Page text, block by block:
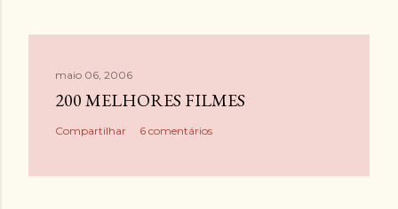
maio 06, 2006
200 MELHORES FILMES
Compartilhar 6 comentários